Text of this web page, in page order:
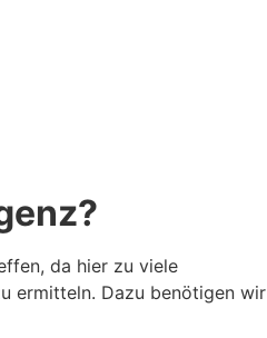
da hier zu viele
ermitteln. Dazu benötigen wir